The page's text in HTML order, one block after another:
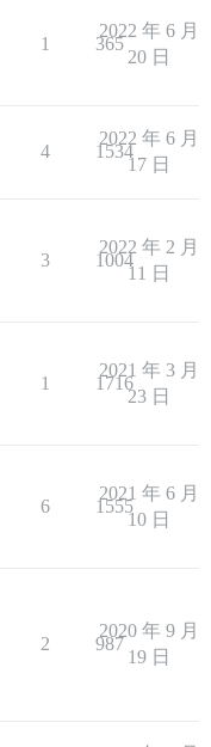
1 365
2022 年 6 月
20 日
4 1534
2022 年 6 月
17 日
3 1004
2022 年 2 月
11 日
1 1716
2021 年 3 月
23 日
6 1555
2021 年 6 月
10 日
2 987
2020 年 9 月
19 日